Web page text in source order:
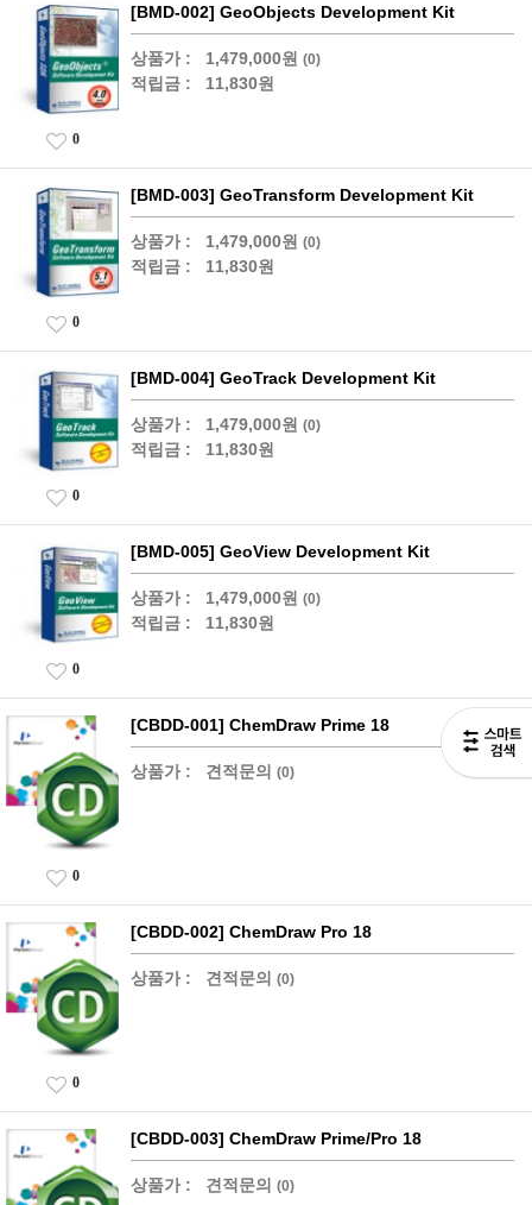
[BMD-002] GeoObjects Development Kit
상품가 : 1,479,000원 (0)
적립금 : 11,830원
0
[BMD-003] GeoTransform Development Kit
상품가 : 1,479,000원 (0)
적립금 : 11,830원
0
[BMD-004] GeoTrack Development Kit
상품가 : 1,479,000원 (0)
적립금 : 11,830원
0
[BMD-005] GeoView Development Kit
상품가 : 1,479,000원 (0)
적립금 : 11,830원
0
[CBDD-001] ChemDraw Prime 18
상품가 : 견적문의 (0)
0
[CBDD-002] ChemDraw Pro 18
상품가 : 견적문의 (0)
0
[CBDD-003] ChemDraw Prime/Pro 18
상품가 : 견적문의 (0)